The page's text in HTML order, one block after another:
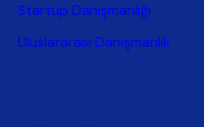
Startup Danışmanlığı
Uluslararası Danışmanlık